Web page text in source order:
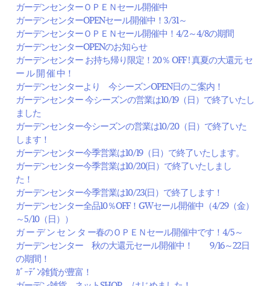
ガーデンセンターＯＰＥＮセール開催中
ガーデンセンターOPENセール開催中！3/31～
ガーデンセンターＯＰＥＮセール開催中！4/2～4/8の期間
ガーデンセンターOPENのお知らせ
ガーデンセンター お持ち帰り限定！20％ OFF ! 真夏の大還元 セ
ー ル 開 催 中！
ガーデンセンターより 今シーズンOPEN日のご案内！
ガーデンセンター 今シーズンの営業は10/19（日）で終了いたし
ました
ガーデンセンター今シーズンの営業は10/20（日）で終了いた
します！
ガーデンセンター今季営業は10/19（日）で終了いたします。
ガーデンセンター今季営業は10/20(日）で終了いたしまし
た！
ガーデンセンター今季営業は10/23(日）で終了します！
ガーデンセンター全品10％OFF！GWセール開催中（4/29（金）
～5/10（日））
ガ ー デ ン セ ン タ ー春のＯＰＥＮセール開催中です！4/5～
ガーデンセンター 秋の大還元セール開催中！ 9/16～22日
の期間！
ｶﾞｰﾃﾞﾝ雑貨が豊富！